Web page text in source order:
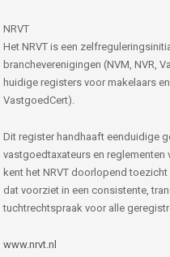
NRVT
Het NRVT is een
brancheverenigingen (NVM, NVR,
huidige registers voor makelaars en
VastgoedCert).
Dit register handhaaft eenduidige
vastgoedtaxateurs en reglementen
kent het NRVT doorlopend
dat voorziet in een consistente,
tuchtrechtspraak voor alle
www.nrvt.nl